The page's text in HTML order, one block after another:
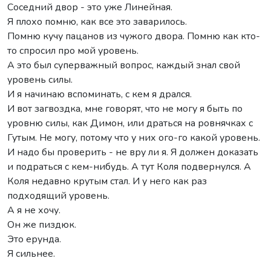
Соседний двор - это уже Линейная.
Я плохо помню, как все это заварилось.
Помню кучу пацанов из чужого двора. Помню как кто-
то спросил про мой уровень.
А это был суперважный вопрос, каждый знал свой
уровень силы.
И я начинаю вспоминать, с кем я дрался.
И вот загвоздка, мне говорят, что не могу я быть по
уровню силы, как Димон, или драться на ровнячках с
Гутым. Не могу, потому что у них ого-го какой уровень.
И надо бы проверить - не вру ли я. Я должен доказать
и подраться с кем-нибудь. А тут Коля подвернулся. А
Коля недавно крутым стал. И у него как раз
подходящий уровень.
А я не хочу.
Он же пиздюк.
Это ерунда.
Я сильнее.